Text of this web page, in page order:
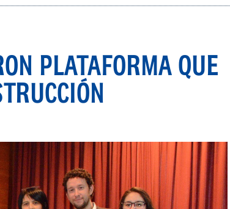
PLATAFORMA QUE